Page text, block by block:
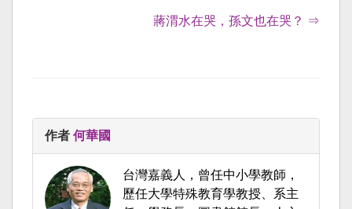
蔣渭水在哭，孫文也在哭？ ⇒
作者 何華國
台灣嘉義人，曾任中小學教師，
歷任大學特殊教育學教授、系主